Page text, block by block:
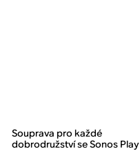
Souprava pro každé
dobrodružství se Sonos Play